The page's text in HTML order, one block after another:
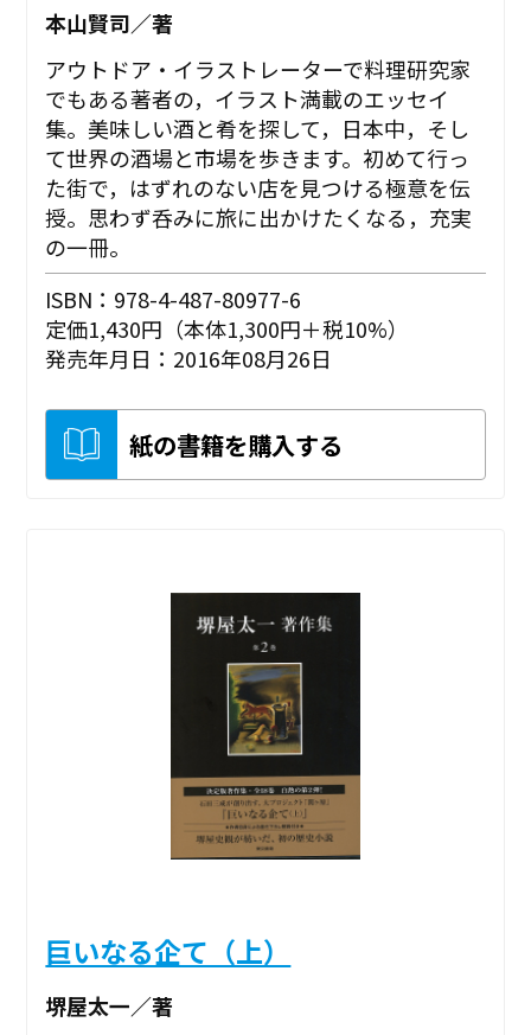
本山賢司／著
アウトドア・イラストレーターで料理研究家
でもある著者の，イラスト満載のエッセイ
集。美味しい酒と肴を探して，日本中，そし
て世界の酒場と市場を歩きます。初めて行っ
た街で，はずれのない店を見つける極意を伝
授。思わず呑みに旅に出かけたくなる，充実
の一冊。
ISBN：978-4-487-80977-6
定価1,430円（本体1,300円＋税10%）
発売年月日：2016年08月26日
紙の書籍を購入する
巨いなる企て（上）
堺屋太一／著